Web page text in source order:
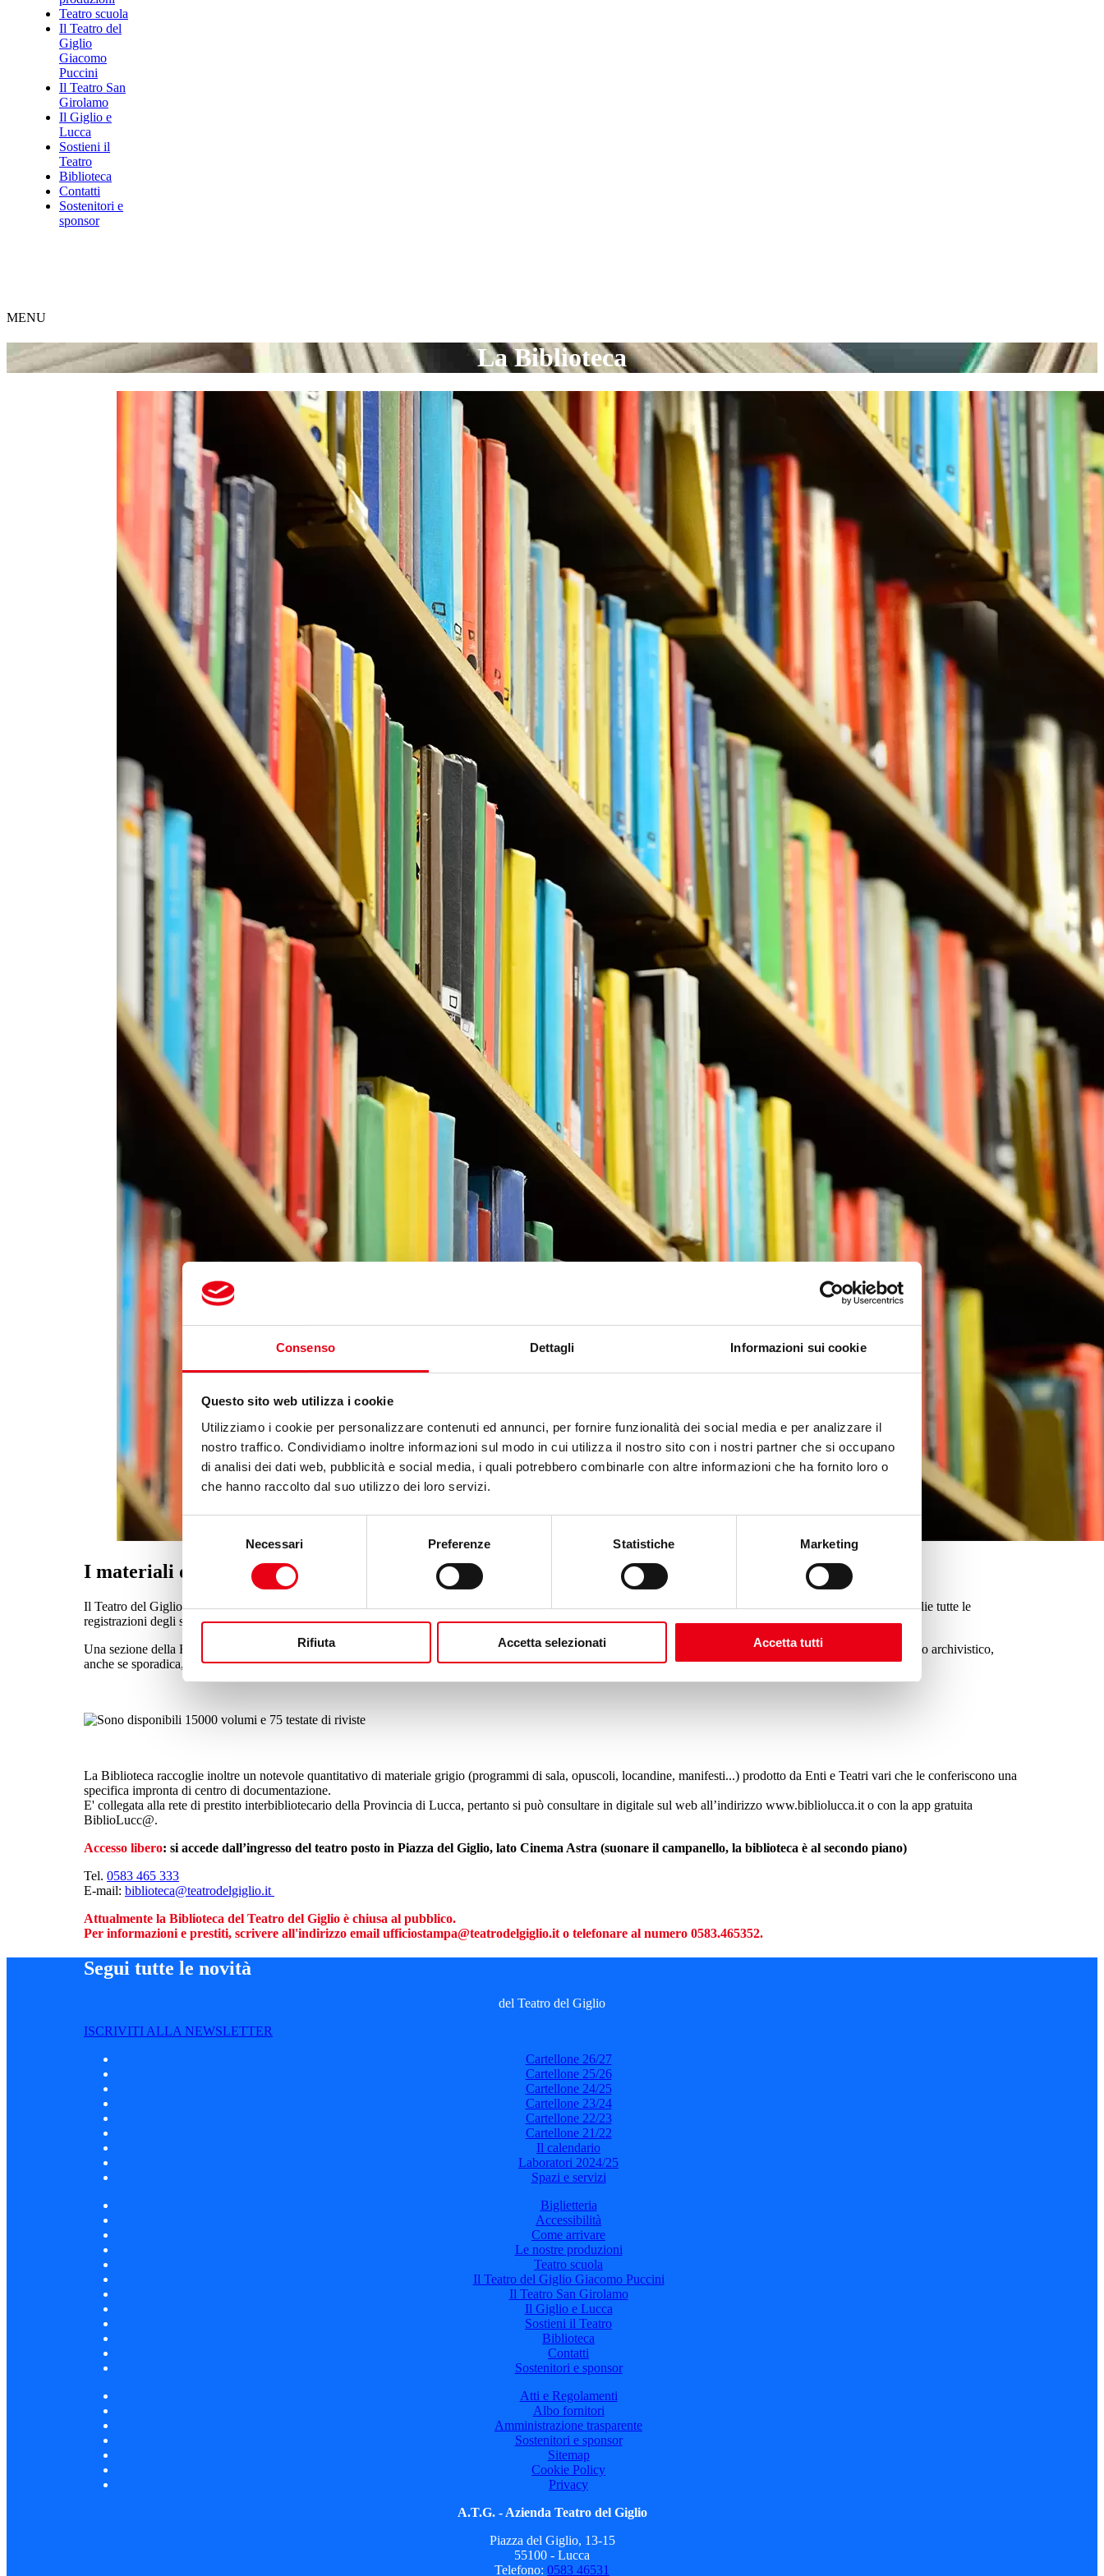
Consenso Dettagli Informazioni sui cookie
Questo sito web utilizza i cookie
Utilizziamo i cookie per personalizzare contenuti ed annunci, per fornire funzionalità dei social media e per analizzare il
nostro traffico. Condividiamo inoltre informazioni sul modo in cui utilizza il nostro sito con i nostri partner che si occupano
di analisi dei dati web, pubblicità e social media, i quali potrebbero combinarle con altre informazioni che ha fornito loro o
che hanno raccolto dal suo utilizzo dei loro servizi.
del
Necessari Preferenze Statistiche Marketing
Rifiuta Accetta selezionati Accetta tutti
Teatro scuola
Il Teatro del
Giglio
Giacomo
Puccini
Il Teatro San
Girolamo
Il Giglio e
Lucca
Sostieni il
Teatro
Biblioteca
Contatti
Sostenitori e
sponsor
MENU
La Biblioteca
I materiali della biblioteca
Il Teatro del Giglio ospita, al suo interno, una Biblioteca che possiede un fondo librario di circa 15.000 volumi, circa 75 testate di riviste, una videoteca che raccoglie tutte le
registrazioni degli spettacoli dal 1985 ad oggi ed alcune collane di musica colta e di teatro acquistate, una discoteca di 100 LP ed una nutrita raccolta di 300 CD.
Una sezione della Biblioteca è dedicata all'attività teatrale locale e alla programmazione e produzione del Teatro del Giglio, con una parte di documentazione di tipo archivistico,
anche se sporadica, risalente all'800.
La Biblioteca raccoglie inoltre un notevole quantitativo di materiale grigio (programmi di sala, opuscoli, locandine, manifesti...) prodotto da Enti e Teatri vari che le conferiscono una
specifica impronta di centro di documentazione.
E' collegata alla rete di prestito interbibliotecario della Provincia di Lucca, pertanto si può consultare in digitale sul web all’indirizzo www.bibliolucca.it o con la app gratuita
BiblioLucc@.
Accesso libero: si accede dall’ingresso del teatro posto in Piazza del Giglio, lato Cinema Astra (suonare il campanello, la biblioteca è al secondo piano)
Tel. 0583 465 333
E-mail: biblioteca@teatrodelgiglio.it
Attualmente la Biblioteca del Teatro del Giglio è chiusa al pubblico.
Per informazioni e prestiti, scrivere all'indirizzo email ufficiostampa@teatrodelgiglio.it o telefonare al numero 0583.465352.
Segui tutte le novità
del Teatro del Giglio
ISCRIVITI ALLA NEWSLETTER
Cartellone 26/27
Cartellone 25/26
Cartellone 24/25
Cartellone 23/24
Cartellone 22/23
Cartellone 21/22
Il calendario
Laboratori 2024/25
Spazi e servizi
Biglietteria
Accessibilità
Come arrivare
Le nostre produzioni
Teatro scuola
Il Teatro del Giglio Giacomo Puccini
Il Teatro San Girolamo
Il Giglio e Lucca
Sostieni il Teatro
Biblioteca
Contatti
Sostenitori e sponsor
Atti e Regolamenti
Albo fornitori
Amministrazione trasparente
Sostenitori e sponsor
Sitemap
Cookie Policy
Privacy
A.T.G. - Azienda Teatro del Giglio
Piazza del Giglio, 13-15
55100 - Lucca
Telefono: 0583 46531